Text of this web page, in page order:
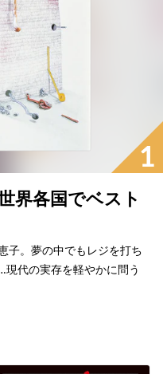
1
界各国でベスト
子。夢の中でもレジを打ち
代の実存を軽やかに問う